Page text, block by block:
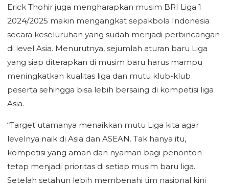
Erick Thohir juga mengharapkan musim BRI Liga 1
2024/2025 makin mengangkat sepakbola Indonesia
secara keseluruhan yang sudah menjadi perbincangan
di level Asia. Menurutnya, sejumlah aturan baru Liga
yang siap diterapkan di musim baru harus mampu
meningkatkan kualitas liga dan mutu klub-klub
peserta sehingga bisa lebih bersaing di kompetisi liga
Asia.
“Target utamanya menaikkan mutu Liga kita agar
levelnya naik di Asia dan ASEAN. Tak hanya itu,
kompetisi yang aman dan nyaman bagi penonton
tetap menjadi prioritas di setiap musim baru liga.
Setelah setahun lebih membenahi tim nasional kini